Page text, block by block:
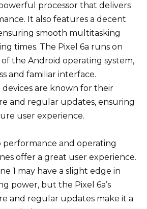
processor that delivers
It also features a decent
smooth multitasking
times. The Pixel 6a runs on
the Android operating system,
and familiar interface.
devices are known for their
and regular updates, ensuring
user experience.
performance and operating
offer a great user experience.
1 may have a slight edge in
power, but the Pixel 6a’s
and regular updates make it a